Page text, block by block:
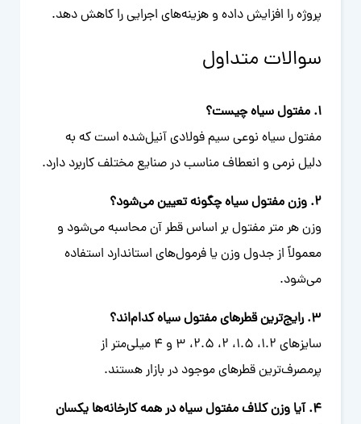
پروژه را افزایش داده و هزینه‌های اجرایی را کاهش دهد.
سوالات متداول
1. مفتول سیاه چیست؟
مفتول سیاه نوعی سیم فولادی آنیل‌شده است که به
دلیل نرمی و انعطاف مناسب در صنایع مختلف کاربرد دارد.
2. وزن مفتول سیاه چگونه تعیین می‌شود؟
وزن هر متر مفتول بر اساس قطر آن محاسبه می‌شود و
معمولاً از جدول وزن یا فرمول‌های استاندارد استفاده
می‌شود.
3. رایج‌ترین قطرهای مفتول سیاه کدام‌اند؟
سایزهای 1.2، 1.5، 2، 2.5، 3 و 4 میلی‌متر از
پرمصرف‌ترین قطرهای موجود در بازار هستند.
4. آیا وزن کلاف مفتول سیاه در همه کارخانه‌ها یکسان